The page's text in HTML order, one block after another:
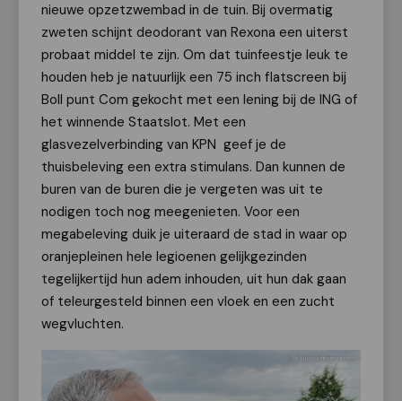
nieuwe opzetzwembad in de tuin. Bij overmatig
zweten schijnt deodorant van Rexona een uiterst
probaat middel te zijn. Om dat tuinfeestje leuk te
houden heb je natuurlijk een 75 inch flatscreen bij
Boll punt Com gekocht met een lening bij de ING of
het winnende Staatslot. Met een
glasvezelverbinding van KPN geef je de
thuisbeleving een extra stimulans. Dan kunnen de
buren van de buren die je vergeten was uit te
nodigen toch nog meegenieten. Voor een
megabeleving duik je uiteraard de stad in waar op
oranjepleinen hele legioenen gelijkgezinden
tegelijkertijd hun adem inhouden, uit hun dak gaan
of teleurgesteld binnen een vloek en een zucht
wegvluchten.